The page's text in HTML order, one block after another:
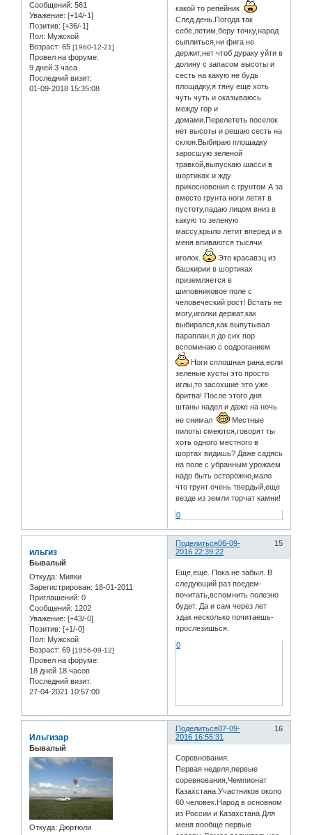
Сообщений: 561
Уважение: [+14/-1]
Позитив: [+36/-1]
Пол: Мужской
Возраст: 65 [1960-12-21]
Провел на форуме:
9 дней 3 часа
Последний визит:
01-09-2018 15:35:08
какой то репейник
След.день.Погода так
себе,летим,беру точку,народ
сыплиться,ни фига не
держит,нет чтоб дураку уйти в
долину с запасом высоты и
сесть на какую не будь
площадку,я тяну еще хоть
чуть чуть и оказываюсь
между гор и
домами.Перелететь поселок
нет высоты и решаю сесть на
склон.Выбираю площадку
заросшую зеленой
травкой,выпускаю шасси в
шортиках и жду
прикосновения с грунтом.А за
вместо грунта ноги летят в
пустоту,падаю лицом вниз в
какую то зеленую
массу,крыло летит вперед и в
меня впиваются тысячи
иголок.
Это красавэц из
башкирии в шортиках
приземляется в
шиповниковое поле с
человеческий рост! Встать не
могу,иголки держат,как
выбирался,как выпутывал
параплан,я до сих пор
вспоминаю с содроганием
Ноги сплошная рана,если
зеленые кусты это просто
иглы,то засохшие это уже
бритва! После этого дня
штаны надел и даже на ночь
не снимал
Местные
пилоты смеются,говорят ты
хоть одного местного в
шортах видишь? Даже садясь
на поле с убранным урожаем
надо быть осторожно,мало
что грунт очень твердый,еще
везде из земли торчат камни!
0
Поделиться 15
06-09-
2016 22:39:22
ильгиз
Бывалый
Откуда: Мияки
Зарегистрирован: 18-01-2011
Приглашений: 0
Сообщений: 1202
Уважение: [+43/-0]
Позитив: [+1/-0]
Пол: Мужской
Возраст: 69 [1956-09-12]
Провел на форуме:
18 дней 18 часов
Последний визит:
27-04-2021 10:57:00
Еще,еще. Пока не забыл. В
следующий раз поедем-
почитать,вспомнить полезно
будет. Да и сам через лет
эдак несколько почитаешь-
прослезишься.
0
Поделиться 16
07-09-
2016 16:55:31
Ильгизар
Бывалый
Откуда: Дюртюли
Соревнования.
Первая неделя,первые
соревнования,Чемпионат
Казахстана.Участников около
60 человек.Народ в основном
из России и Казахстана.Для
меня вообще первые